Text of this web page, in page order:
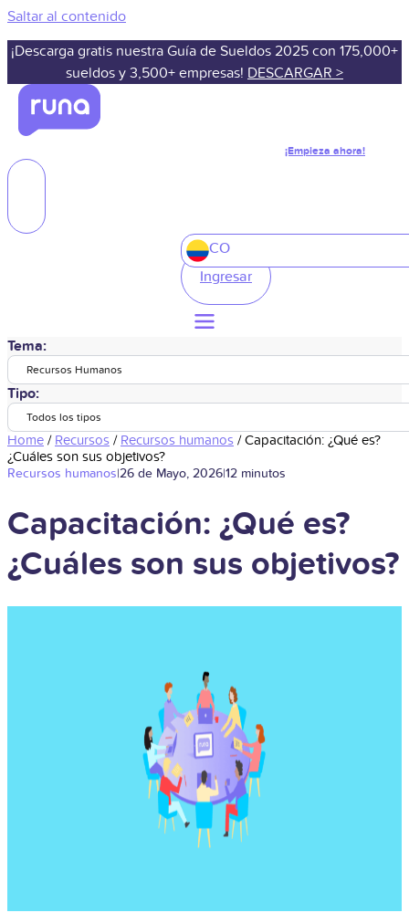
Saltar al contenido
¡Descarga gratis nuestra Guía de Sueldos 2025 con 175,000+
sueldos y 3,500+ empresas! DESCARGAR >
¡Empieza ahora!
CO
Ingresar
Tema:
Recursos Humanos
Tipo:
Todos los tipos
Home / Recursos / Recursos humanos /Capacitación: ¿Qué es?
¿Cuáles son sus objetivos?
Recursos humanos|26 de Mayo, 2026|12 minutos
Capacitación: ¿Qué es?
¿Cuáles son sus objetivos?